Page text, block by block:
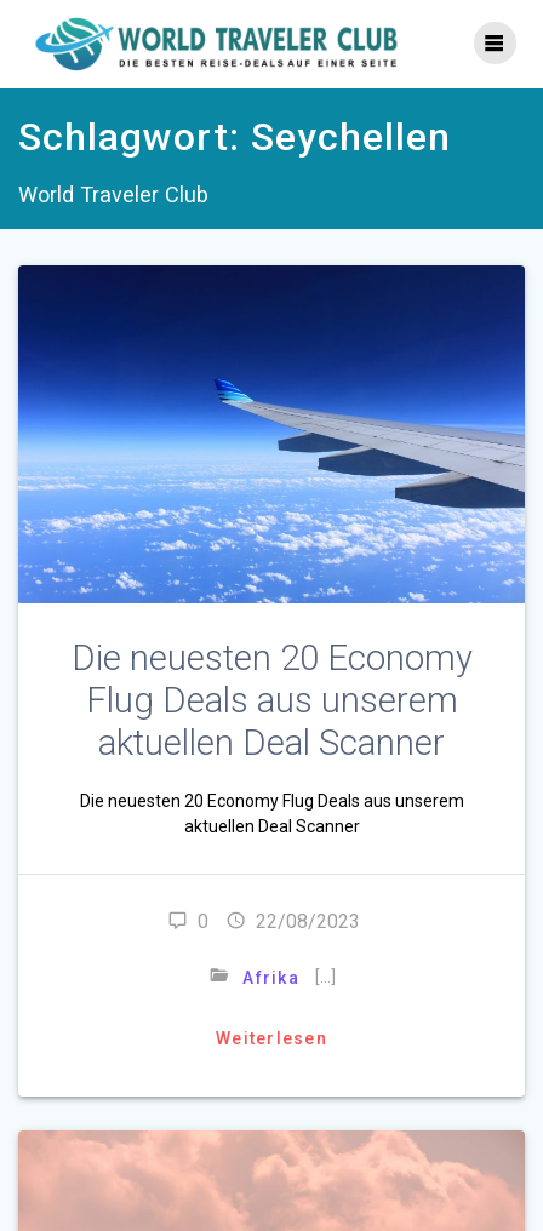
Inhalt
springen
Schlagwort: Seychellen
World Traveler Club
Die neuesten 20 Economy
Flug Deals aus unserem
aktuellen Deal Scanner
Die neuesten 20 Economy Flug Deals aus unserem
aktuellen Deal Scanner
0 22/08/2023
Afrika
Weiterlesen